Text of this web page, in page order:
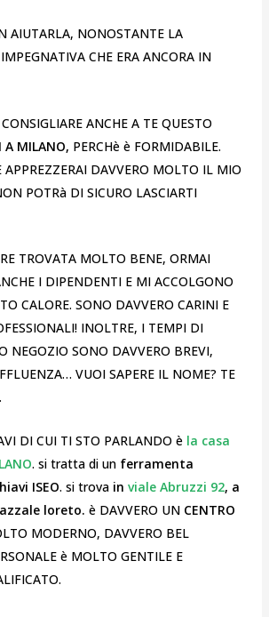
AIUTARLA, NONOSTANTE LA
CHE ERA ANCORA IN
ANCHE A TE QUESTO
A MILANO, PERCHè è FORMIDABILE.
APPREZZERAI DAVVERO MOLTO IL MIO
POTRà DI SICURO LASCIARTI
TROVATA MOLTO BENE, ORMAI
I DIPENDENTI E MI ACCOLGONO
CALORE. SONO DAVVERO CARINI E
INOLTRE, I TEMPI DI
NEGOZIO SONO DAVVERO BREVI,
VUOI SAPERE IL NOME? TE
DI CUI TI STO PARLANDO è la casa
. si tratta di un ferramenta
ISEO. si trova in viale Abruzzi 92, a
loreto. è DAVVERO UN CENTRO
MODERNO, DAVVERO BEL
è MOLTO GENTILE E